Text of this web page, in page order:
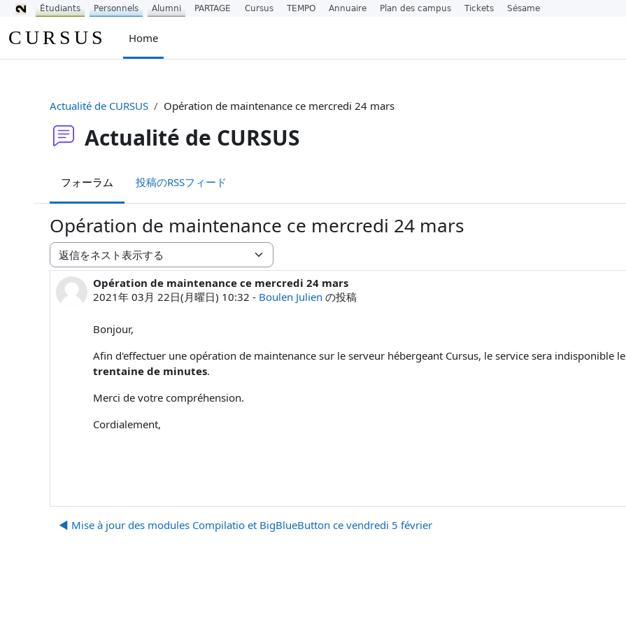
CURSUS Home
Actualité de CURSUS Opération de maintenance ce mercredi 24 mars
Actualité de CURSUS
フォーラム 投稿のRSSフィード
Opération de maintenance ce mercredi 24 mars
表示モード
Opération de maintenance ce mercredi 24 mars
2021年 03月 22日(月曜日) 10:32 - Boulen Julien の投稿
返信数: 0
Bonjour,
Afin d'effectuer une opération de maintenance sur le serveur hébergeant Cursus, le service sera indisponible le
trentaine de minutes.
Merci de votre compréhension.
Cordialement,
◀︎ Mise à jour des modules Compilatio et BigBlueButton ce vendredi 5 février
Étudiants Personnels Alumni PARTAGE Cursus TEMPO Annuaire Plan des campus Tickets Sésame